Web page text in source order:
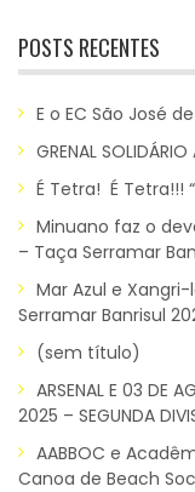
POSTS RECENTES
E o EC São José
GRENAL
É Tetra! É Tetra!!!
Minuano faz o
– Taça Serramar
Mar Azul e
Serramar Banrisul
(sem título)
ARSENAL E 03 DE
2025 – SEGUNDA
AABBOC e
Canoa de Beach